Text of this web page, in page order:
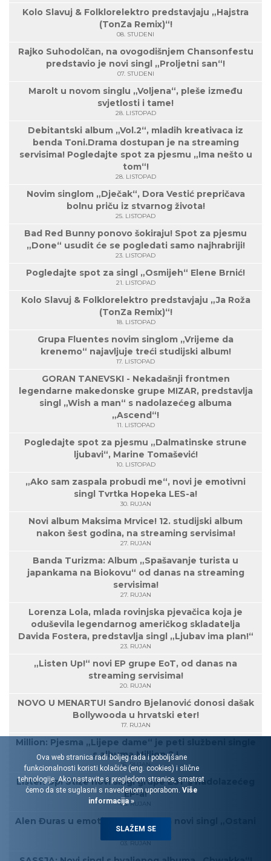
Kolo Slavuj & Folklorelektro predstavjaju „Hajstra
(TonZa Remix)“!
08. STUDENI
Rajko Suhodolčan, na ovogodišnjem Chansonfestu
predstavio je novi singl „Proljetni san“!
07. STUDENI
Marolt u novom singlu „Voljena“, pleše između
svjetlosti i tame!
28. LISTOPAD
Debitantski album „Vol.2“, mladih kreativaca iz
benda Toni.Drama dostupan je na streaming
servisima! Pogledajte spot za pjesmu „Ima nešto u
tom“!
28. LISTOPAD
Novim singlom „Dječak“, Dora Vestić prepričava
bolnu priču iz stvarnog života!
25. LISTOPAD
Bad Red Bunny ponovo šokiraju! Spot za pjesmu
„Done“ usudit će se pogledati samo najhrabriji!
23. LISTOPAD
Pogledajte spot za singl „Osmijeh“ Elene Brnić!
21. LISTOPAD
Kolo Slavuj & Folklorelektro predstavjaju „Ja Roža
(TonZa Remix)“!
18. LISTOPAD
Grupa Fluentes novim singlom „Vrijeme da
krenemo“ najavljuje treći studijski album!
17. LISTOPAD
GORAN TANEVSKI - Nekadašnji frontmen
legendarne makedonske grupe MIZAR, predstavlja
singl „Wish a man“ s nadolazećeg albuma
„Ascend“!
11. LISTOPAD
Pogledajte spot za pjesmu „Dalmatinske strune
ljubavi“, Marine Tomašević!
10. LISTOPAD
„Ako sam zaspala probudi me“, novi je emotivni
singl Tvrtka Hopeka LES-a!
30. RUJAN
Novi album Maksima Mrvice! 12. studijski album
nakon šest godina, na streaming servisima!
27. RUJAN
Banda Turizma: Album „Spašavanje turista u
japankama na Biokovu“ od danas na streaming
servisima!
27. RUJAN
Lorenza Lola, mlada rovinjska pjevačica koja je
oduševila legendarnog američkog skladatelja
Davida Fostera, predstavlja singl „Ljubav ima plan!“
23. RUJAN
„Listen Up!“ novi EP grupe EoT, od danas na
streaming servisima!
20. RUJAN
NOVO U MENARTU! Sandro Bjelanović donosi dašak
Bollywooda u hrvatski eter!
17. RUJAN
Million: Pjesma „Lijepe dame“ je peti službeni single
s albuma Million 2.!
16. RUJAN
Listen Up! Stiže novi singl grupe EoT s nadolazećeg
EP-a!
05. RUJAN
Alen Đuras u emotivnom spotu za novi singl „Ostani
uz njega“!
03. RUJAN
Ova web stranica radi boljeg rada i poboljšane
funkcionalnosti koristi kolačiće (eng. cookies) i slične
tehnologije. Ako nastavite s pregledom stranice, smatrat
ćemo da ste suglasni s navedenom uporabom. Više
informacija »
SLAŽEM SE